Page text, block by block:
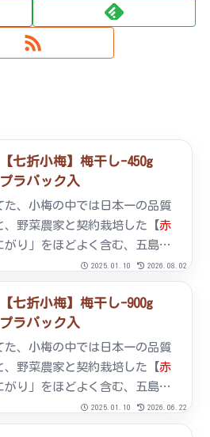
【七折小梅】梅干し-450g
プラパック入
た、小梅の中では日本一の品質
、野菜農家と契約栽培した【赤
がり」をほどよく含む、五島列
】だけで作った安心安全の梅
原材料：七折小梅、シソ、食塩
間保存方法：直射日光・高温を
2025.01.10 2026.08.02
【七折小梅】梅干し-900g
プラパック入
た、小梅の中では日本一の品質
、野菜農家と契約栽培した【赤
がり」をほどよく含む、五島列
】だけで作った安心安全の梅
原材料：七折小梅、シソ、食塩
2025.01.10 2026.06.22